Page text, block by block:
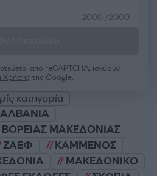
2000 /2000
από reCAPTCHA, ισχύουν
Χρήσης της Google.
κατηγορία
ΑΛΒΑΝΙΑ
ΜΑΚΕΔΟΝΙΑΣ
ΖΑΕΦ
ΚΑΜΜΕΝΟΣ
ΜΑΚΕΔΟΝΙΚΟ